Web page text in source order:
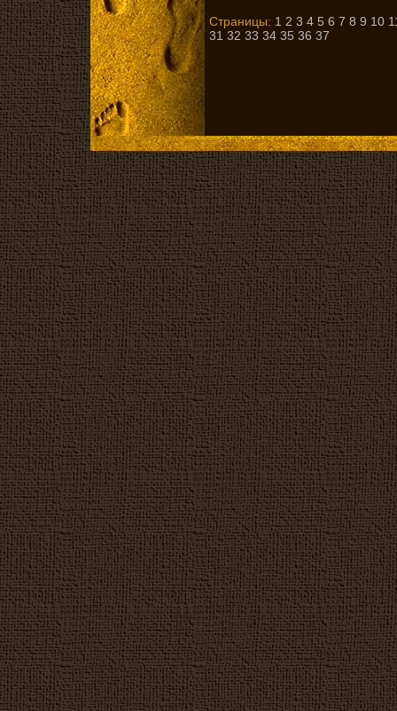
Страницы: 1 2 3 4 5 6 7 8 9 10
31 32 33 34 35 36 37